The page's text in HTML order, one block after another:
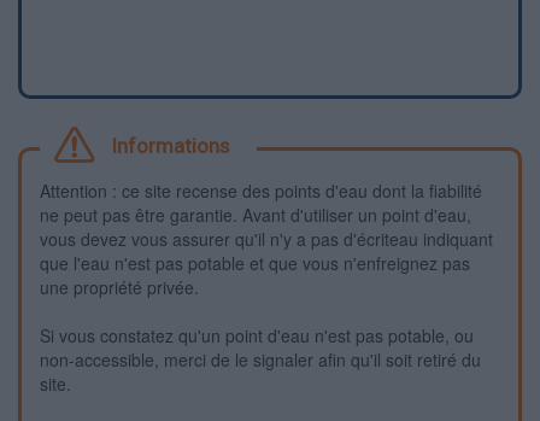
Informations
Attention : ce site recense des points d'eau dont la fiabilité
ne peut pas être garantie. Avant d'utiliser un point d'eau,
vous devez vous assurer qu'il n'y a pas d'écriteau indiquant
que l'eau n'est pas potable et que vous n'enfreignez pas
une propriété privée.
Si vous constatez qu'un point d'eau n'est pas potable, ou
non-accessible, merci de le signaler afin qu'il soit retiré du
site.